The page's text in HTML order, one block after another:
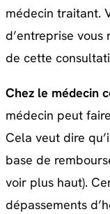
médecin traitant.
d’entreprise
de cette
Chez le médecin
médecin peut
Cela veut dire
base de
voir plus haut).
dépassements